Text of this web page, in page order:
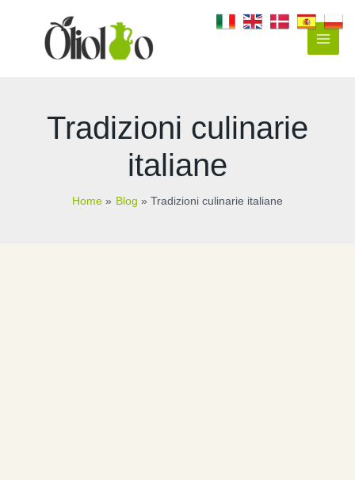
contenuto
Main
Tradizioni culinarie
italiane
Home Blog Tradizioni culinarie italiane